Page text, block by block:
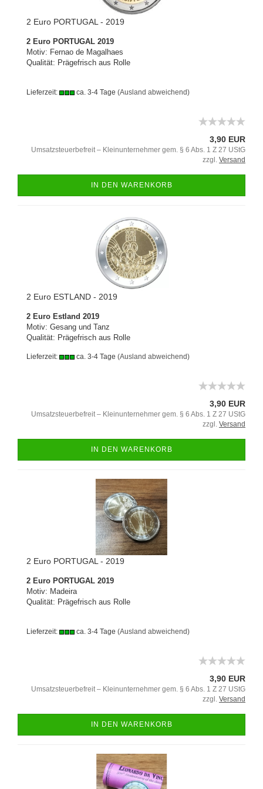
2 Euro PORTUGAL - 2019
2 Euro PORTUGAL 2019
Motiv: Fernao de Magalhaes
Qualität: Prägefrisch aus Rolle
Lieferzeit: ca. 3-4 Tage (Ausland abweichend)
3,90 EUR
Umsatzsteuerbefreit – Kleinunternehmer gem. § 6 Abs. 1 Z 27 UStG
zzgl. Versand
IN DEN WARENKORB
2 Euro ESTLAND - 2019
2 Euro Estland 2019
Motiv: Gesang und Tanz
Qualität: Prägefrisch aus Rolle
Lieferzeit: ca. 3-4 Tage (Ausland abweichend)
3,90 EUR
Umsatzsteuerbefreit – Kleinunternehmer gem. § 6 Abs. 1 Z 27 UStG
zzgl. Versand
IN DEN WARENKORB
2 Euro PORTUGAL - 2019
2 Euro PORTUGAL 2019
Motiv: Madeira
Qualität: Prägefrisch aus Rolle
Lieferzeit: ca. 3-4 Tage (Ausland abweichend)
3,90 EUR
Umsatzsteuerbefreit – Kleinunternehmer gem. § 6 Abs. 1 Z 27 UStG
zzgl. Versand
IN DEN WARENKORB